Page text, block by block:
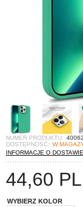
NUMER PRODUKTU:
DOSTĘPNOŚĆ: W
INFORMACJE O DOSTAWIE
44,60
WYBIERZ KOLOR